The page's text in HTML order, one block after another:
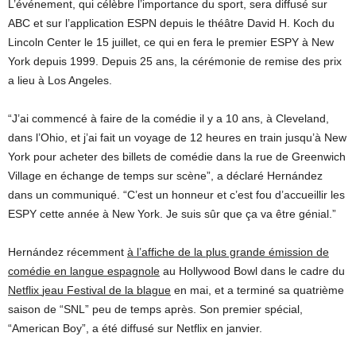
L’événement, qui célèbre l’importance du sport, sera diffusé sur
ABC et sur l’application ESPN depuis le théâtre David H. Koch du
Lincoln Center le 15 juillet, ce qui en fera le premier ESPY à New
York depuis 1999. Depuis 25 ans, la cérémonie de remise des prix
a lieu à Los Angeles.
“J’ai commencé à faire de la comédie il y a 10 ans, à Cleveland,
dans l’Ohio, et j’ai fait un voyage de 12 heures en train jusqu’à New
York pour acheter des billets de comédie dans la rue de Greenwich
Village en échange de temps sur scène”, a déclaré Hernández
dans un communiqué. “C’est un honneur et c’est fou d’accueillir les
ESPY cette année à New York. Je suis sûr que ça va être génial.”
Hernández récemment à l’affiche de la plus grande émission de
comédie en langue espagnole au Hollywood Bowl dans le cadre du
Netflix jeau Festival de la blague en mai, et a terminé sa quatrième
saison de “SNL” peu de temps après. Son premier spécial,
“American Boy”, a été diffusé sur Netflix en janvier.